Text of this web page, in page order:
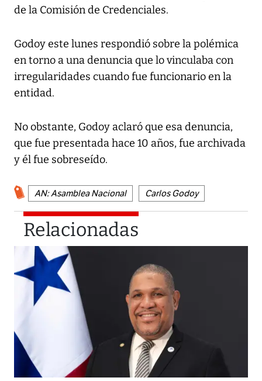
de la Comisión de Credenciales.
Godoy este lunes respondió sobre la polémica
en torno a una denuncia que lo vinculaba con
irregularidades cuando fue funcionario en la
entidad.
No obstante, Godoy aclaró que esa denuncia,
que fue presentada hace 10 años, fue archivada
y él fue sobreseído.
AN: Asamblea Nacional Carlos Godoy
Relacionadas